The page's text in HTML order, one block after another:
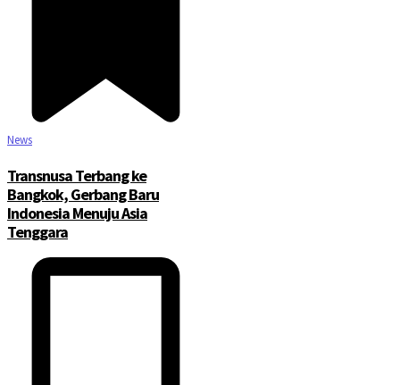
News
Transnusa Terbang ke
Bangkok, Gerbang Baru
Indonesia Menuju Asia
Tenggara